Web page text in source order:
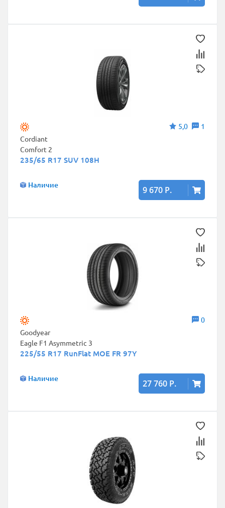
5,0
1
Cordiant
Comfort 2
235/65 R17 SUV 108H
Наличие 9 670 Р.
0
Goodyear
Eagle F1 Asymmetric 3
225/55 R17 RunFlat MOE FR 97Y
Наличие 27 760 Р.